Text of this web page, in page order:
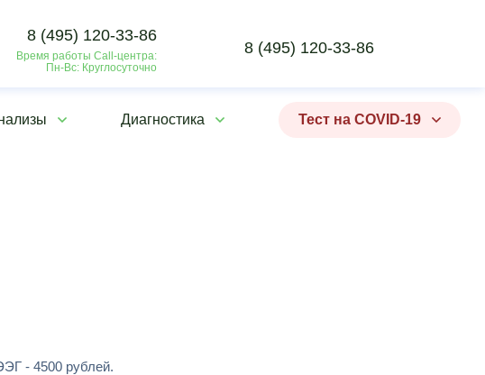
8 (495) 120-33-86
Время работы Call-центра:
Пн-Вс: Круглосуточно
8 (495) 120-33-86
Диагностика Тест на COVID-19
- 4500 рублей.